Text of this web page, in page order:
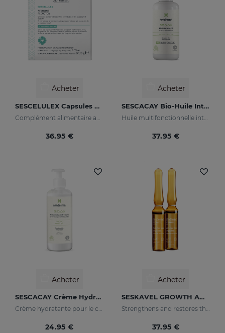
Acheter
SESCELULEX Capsules Molles
36.95 €
Acheter
SESCACAY Bio-Huile Intensive
37.95 €
Acheter
SESCACAY Crème Hydratante Pour Le Corps
Crème hydratante pour le corps
24.95 €
Acheter
SESKAVEL GROWTH Ampoules Anti-Chute
Strengthens and restores the damaged structure of the most fragile and brittle hair while it activates its growth
37.95 €